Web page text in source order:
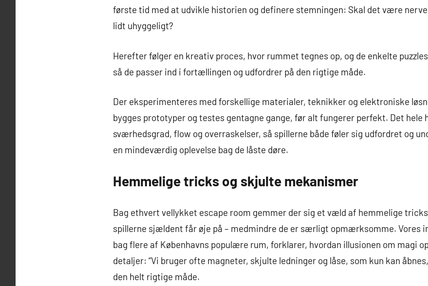
første tid med at udvikle historien og definere stemningen: Skal det være
lidt uhyggeligt?
Herefter følger en kreativ proces, hvor rummet tegnes op, og de enkelte
så de passer ind i fortællingen og udfordrer på den rigtige måde.
Der eksperimenteres med forskellige materialer, teknikker og elektroniske
bygges prototyper og testes gentagne gange, før alt fungerer perfekt. Det hele
sværhedsgrad, flow og overraskelser, så spillerne både føler sig udfordret og
en mindeværdig oplevelse bag de låste døre.
Hemmelige tricks og skjulte mekanismer
Bag ethvert vellykket escape room gemmer der sig et væld af hemmelige
spillerne sjældent får øje på – medmindre de er særligt opmærksomme. Vores
bag flere af Københavns populære rum, forklarer, hvordan illusionen om magi
detaljer: “Vi bruger ofte magneter, skjulte ledninger og låse, som kun kan
den helt rigtige måde.